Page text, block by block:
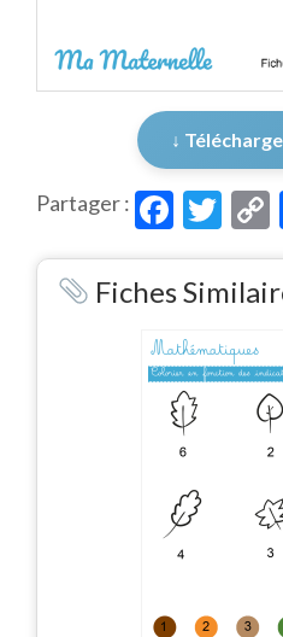
↓
Partager :
Fiches